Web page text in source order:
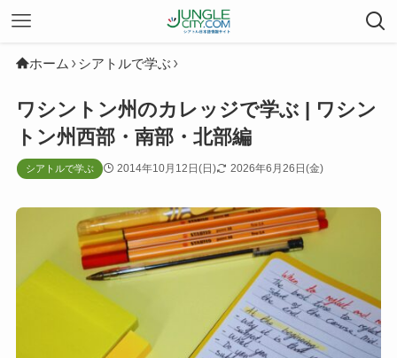
ホーム シアトルで学ぶ
ワシントン州のカレッジで学ぶ | ワシン
トン州西部・南部・北部編
シアトルで学ぶ 2014年10月12日(日) 2026年6月26日(金)